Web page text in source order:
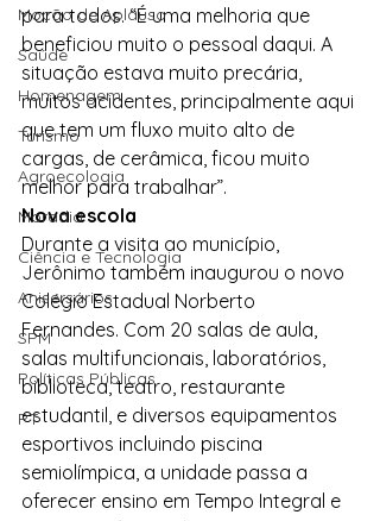
Moção de Aplauso
Saúde
Homenagem
Turismo
Agroecologia
Moradia
Ciência e Tecnologia
Anisersários
SPM
Políticas Públicas
PT
para todos. “É uma melhoria que
beneficiou muito o pessoal daqui. A
situação estava muito precária,
muitos acidentes, principalmente aqui
que tem um fluxo muito alto de
cargas, de cerâmica, ficou muito
melhor para trabalhar”.
Nova escola
Durante a visita ao município,
Jerônimo também inaugurou o novo
Colégio Estadual Norberto
Fernandes. Com 20 salas de aula,
salas multifuncionais, laboratórios,
biblioteca, teatro, restaurante
estudantil, e diversos equipamentos
esportivos incluindo piscina
semiolímpica, a unidade passa a
oferecer ensino em Tempo Integral e